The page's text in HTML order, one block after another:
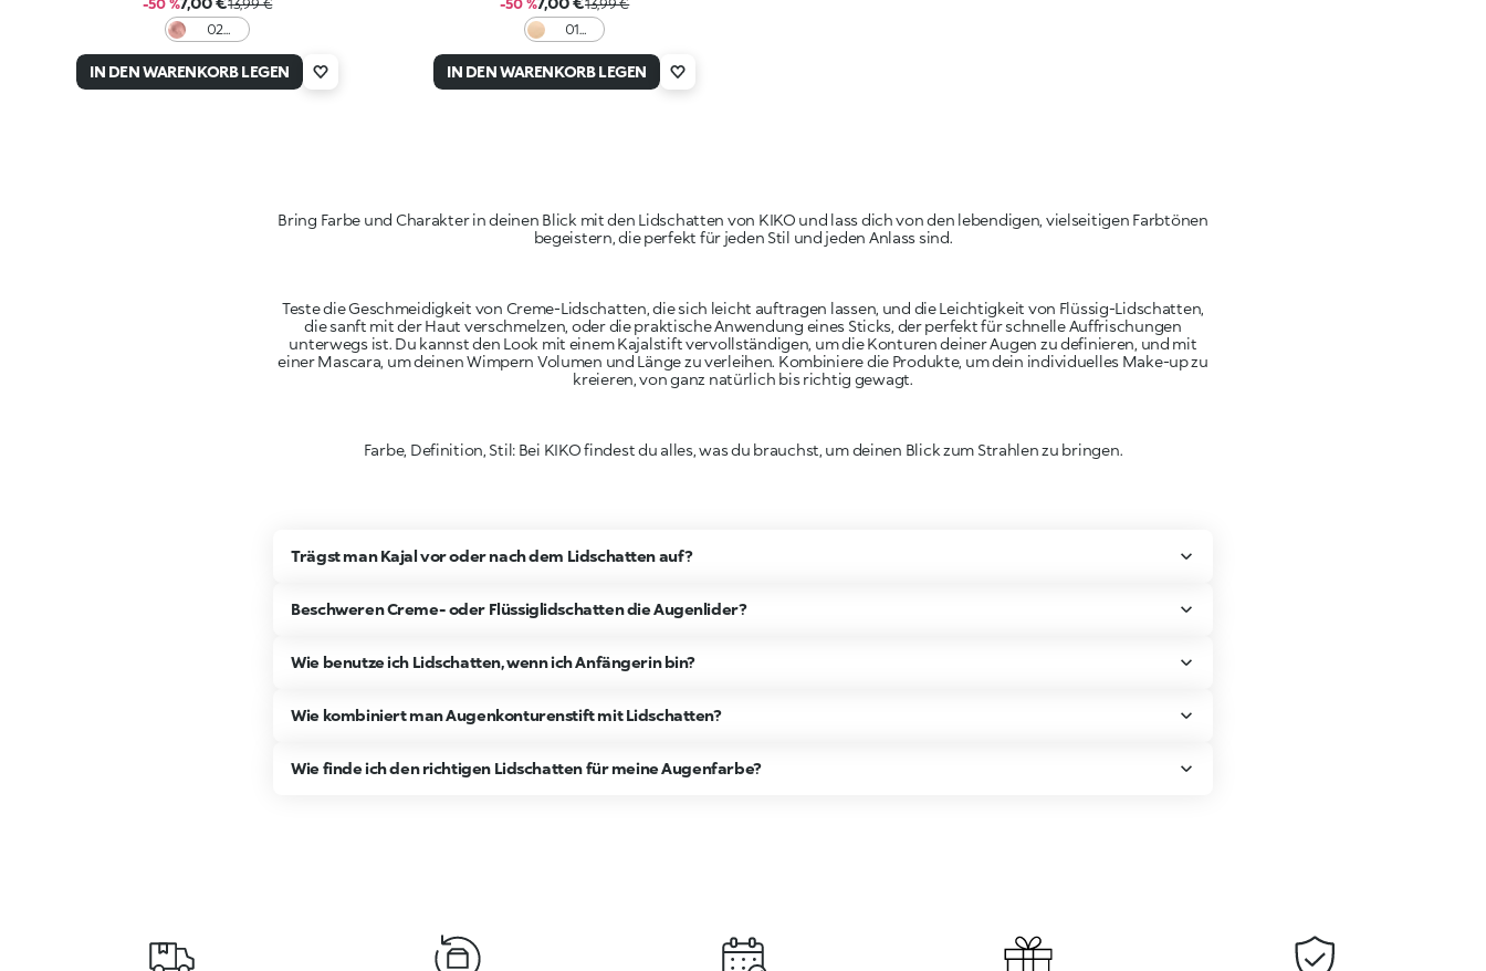
-50 %
13,99 €
02
Pastel
IN DEN WARENKORB LEGEN
-50 %
13,99 €
01
Gold
IN DEN WARENKORB LEGEN
Bring Farbe und Charakter in deinen Blick mit den Lidschatten von KIKO und lass dich von den lebendigen, vielseitigen Farbtönen
begeistern, die perfekt für jeden Stil und jeden Anlass sind.
Teste die Geschmeidigkeit von Creme-Lidschatten, die sich leicht auftragen lassen, und die Leichtigkeit von Flüssig-Lidschatten,
die sanft mit der Haut verschmelzen, oder die praktische Anwendung eines Sticks, der perfekt für schnelle Auffrischungen
unterwegs ist. Du kannst den Look mit einem Kajalstift vervollständigen, um die Konturen deiner Augen zu definieren, und mit
einer Mascara, um deinen Wimpern Volumen und Länge zu verleihen. Kombiniere die Produkte, um dein individuelles Make-up zu
kreieren, von ganz natürlich bis richtig gewagt.
Farbe, Definition, Stil: Bei KIKO findest du alles, was du brauchst, um deinen Blick zum Strahlen zu bringen.
Trägst man Kajal vor oder nach dem Lidschatten auf?
Beschweren Creme- oder Flüssiglidschatten die Augenlider?
Wie benutze ich Lidschatten, wenn ich Anfängerin bin?
Wie kombiniert man Augenkonturenstift mit Lidschatten?
Wie finde ich den richtigen Lidschatten für meine Augenfarbe?